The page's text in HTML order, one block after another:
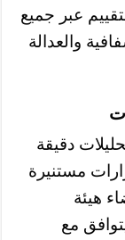
عبر جميع
والعدالة
دقيقة
مستنيرة
هيئة
مع